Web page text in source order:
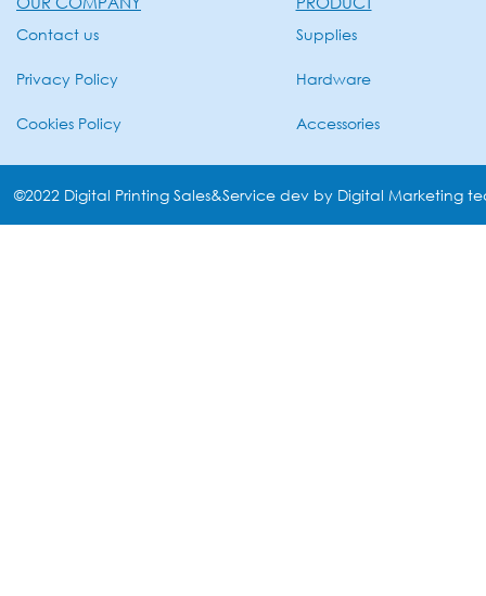
Contact us
Privacy Policy
Cookies Policy
Supplies
Hardware
Accessories
©2022 Digital Printing Sales&Service dev by Digital Marketing